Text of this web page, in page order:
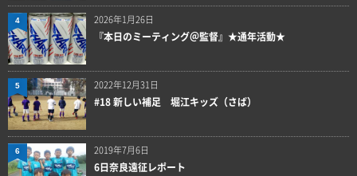
2026年1月26日
『本日のミーティング＠監督』★通年活動★
4
2022年12月31日
#18 新しい補足 堀江キッズ（さば）
5
2019年7月6日
6日奈良遠征レポート
6